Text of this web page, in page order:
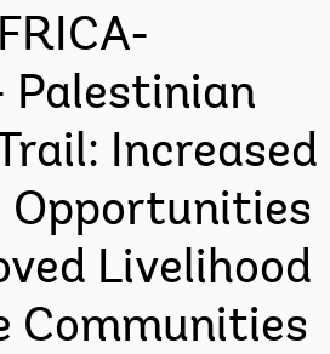
Palestinian
Increased
Opportunities
Livelihood
Communities